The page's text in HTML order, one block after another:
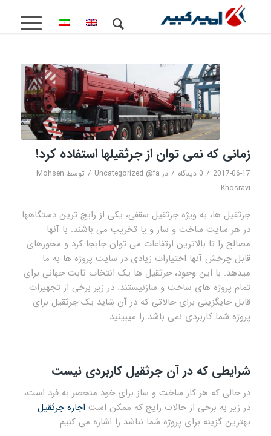
زمانی که نمی توان از جرثقیلها استفاده کرد!
2017-06-17
/ 0 دیدگاه / در Uncategorized @fa
/ توسط Mohsen
Khosravi
جرثقیل ها، به ویژه جرثقیل سقفی، یکی از رایج ترین دستگاهها
در هر سایت ساخت و ساز و یا تخریب می باشند. با آنها
مصالح را تا بالاترین ارتفاعات می توان جابجا کرد و محورهای
قابل چرخش آنها اختیارات زیادی در سایت پروژه ها به ما
میدهد. با این وجود، جرثقیل ها یک انتخاب ثابت جهانی برای
تمام پروژه های ساخت و سازنیستند. در زیر برخی از تجهیزات
قابل جایگزینی برای حالاتی که در آن شاید یک جرثقیل برای
پروژه شما کاربردی نمی باشد را میبینید.
شرایطی که در آن جرثقیل کاربردی نیست
در حالی که هر کار ساخت و ساز برای خود منحصر به فرد است،
در زیر به برخی از حالات رایج که ممکن است اجاره جرثقیل
بهترین گزینه برای پروژه شما نباشد را اشاره می کنیم.